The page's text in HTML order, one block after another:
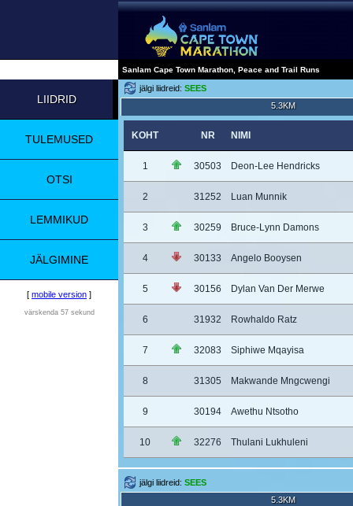
Sanlam Cape Town Marathon, Peace and Trail Runs
LIIDRID
TULEMUSED
OTSI
LEMMIKUD
JÄLGIMINE
[ mobile version ]
värskenda 57 sekund
jälgi liidreid: SEES
5.3KM
KOHT NR NIMI
1 30503 Deon-Lee Hendricks
2 31252 Luan Munnik
3 30259 Bruce-Lynn Damons
4 30133 Angelo Booysen
5 30156 Dylan Van Der Merwe
6 31932 Rowhaldo Ratz
7 32083 Siphiwe Mqayisa
8 31305 Makwande Mngcwengi
9 30194 Awethu Ntsotho
10 32276 Thulani Lukhuleni
jälgi liidreid: SEES
5.3KM